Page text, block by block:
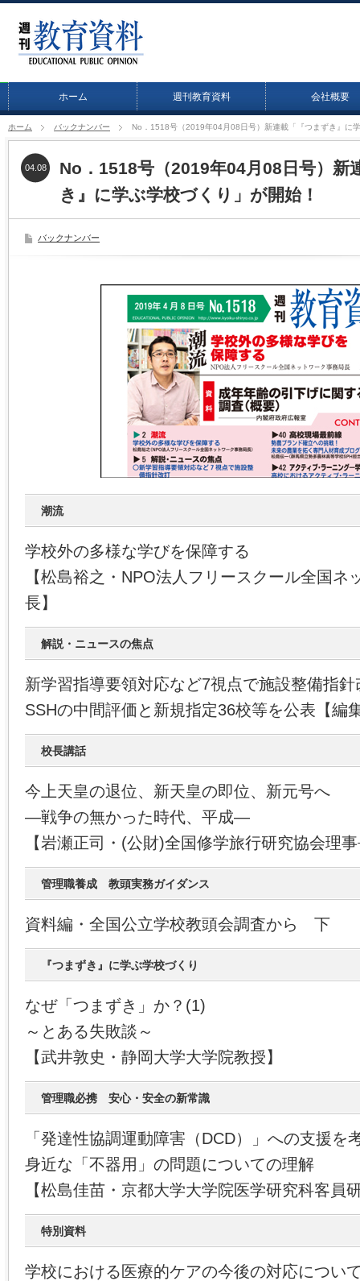
ホーム 週刊教育資料 会社概要
ホーム バックナンバー No．1518号（2019年04月08日号）新連載「『つまずき』に
No．1518号（2019年04月08日号）新
き』に学ぶ学校づくり」が開始！
04.08
バックナンバー
潮流
学校外の多様な学びを保障する
【松島裕之・NPO法人フリースクール全国ネ
長】
解説・ニュースの焦点
新学習指導要領対応など7視点で施設整備指
SSHの中間評価と新規指定36校等を公表【編
校長講話
今上天皇の退位、新天皇の即位、新元号へ
―戦争の無かった時代、平成―
【岩瀬正司・(公財)全国修学旅行研究協会理
管理職養成 教頭実務ガイダンス
資料編・全国公立学校教頭会調査から 下
『つまずき』に学ぶ学校づくり
なぜ「つまずき」か？(1)
～とある失敗談～
【武井敦史・静岡大学大学院教授】
管理職必携 安心・安全の新常識
「発達性協調運動障害（DCD）」への支援
身近な「不器用」の問題についての理解
【松島佳苗・京都大学大学院医学研究科客員
特別資料
学校における医療的ケアの今後の対応につい